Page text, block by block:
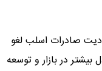
صادرات اسلب لغو
در بازار و توسعه